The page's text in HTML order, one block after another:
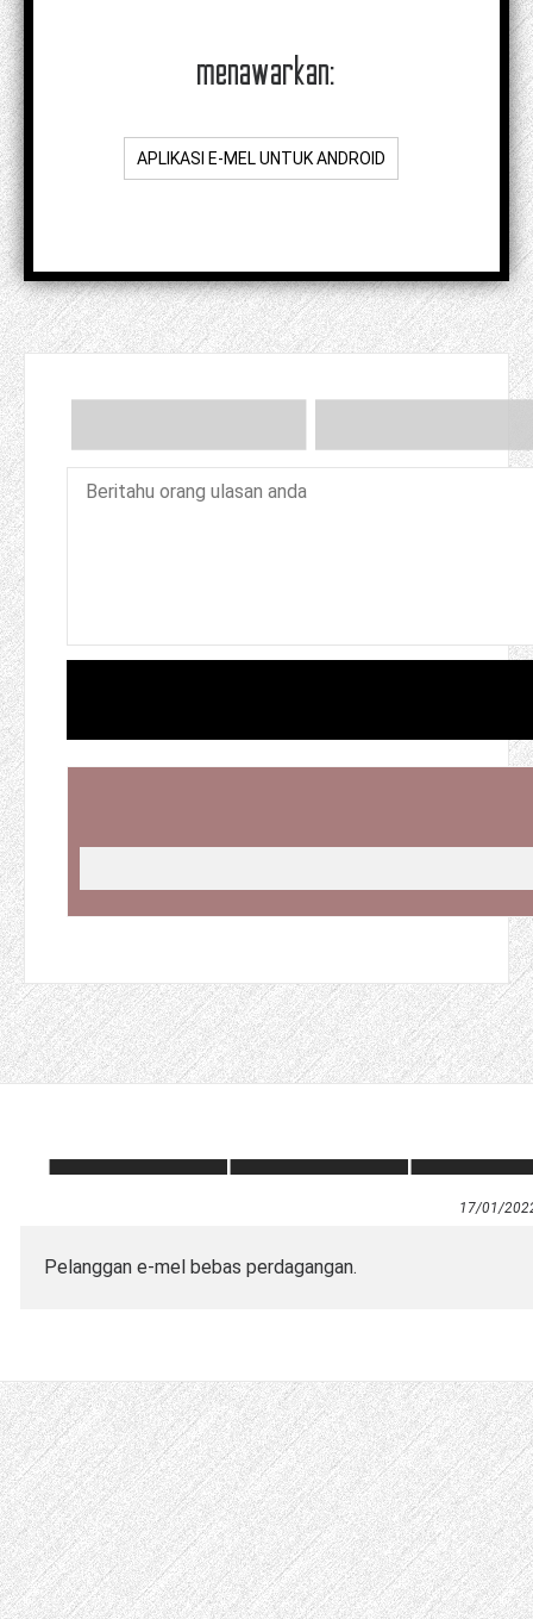
menawarkan:
APLIKASI E-MEL UNTUK ANDROID
17/01/
Pelanggan e-mel bebas perdagangan.